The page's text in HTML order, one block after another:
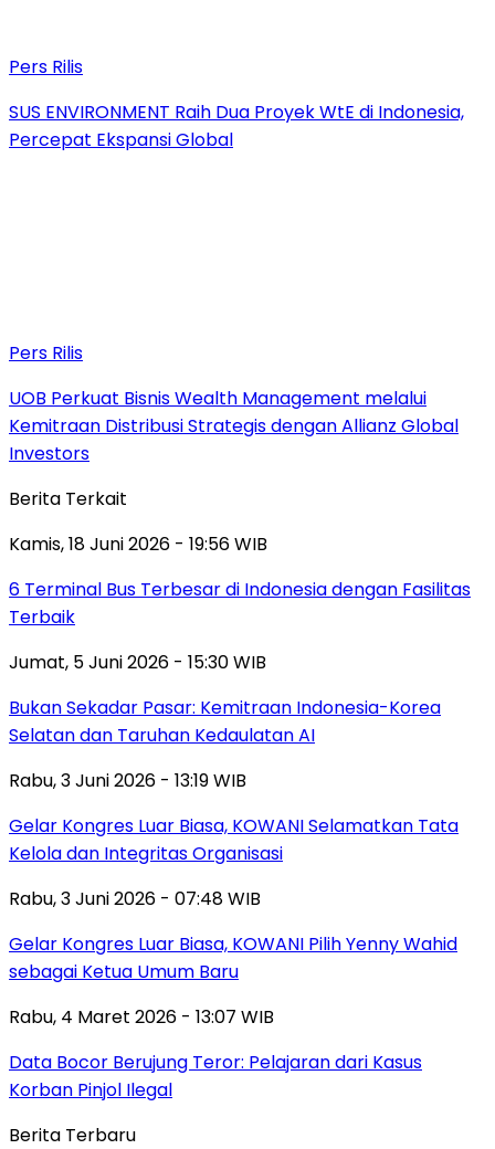
Pers Rilis
SUS ENVIRONMENT Raih Dua Proyek WtE di Indonesia,
Percepat Ekspansi Global
Pers Rilis
UOB Perkuat Bisnis Wealth Management melalui
Kemitraan Distribusi Strategis dengan Allianz Global
Investors
Berita Terkait
Kamis, 18 Juni 2026 - 19:56 WIB
6 Terminal Bus Terbesar di Indonesia dengan Fasilitas
Terbaik
Jumat, 5 Juni 2026 - 15:30 WIB
Bukan Sekadar Pasar: Kemitraan Indonesia-Korea
Selatan dan Taruhan Kedaulatan AI
Rabu, 3 Juni 2026 - 13:19 WIB
Gelar Kongres Luar Biasa, KOWANI Selamatkan Tata
Kelola dan Integritas Organisasi
Rabu, 3 Juni 2026 - 07:48 WIB
Gelar Kongres Luar Biasa, KOWANI Pilih Yenny Wahid
sebagai Ketua Umum Baru
Rabu, 4 Maret 2026 - 13:07 WIB
Data Bocor Berujung Teror: Pelajaran dari Kasus
Korban Pinjol Ilegal
Berita Terbaru